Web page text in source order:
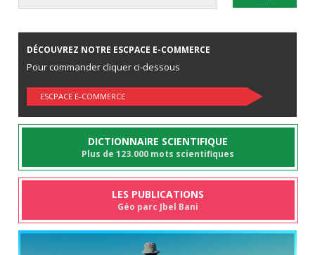
DÉCOUVREZ NOTRE ESCPACE E-COMMERCE
Pour commander cliquer ci-dessous
ESCPACE E-COMMERCE
DICTIONNAIRE SCIENTIFIQUE
Plus de 123.000 mots scientifiques
LES PUBLICATIONS
Géo parc Jbel Bani